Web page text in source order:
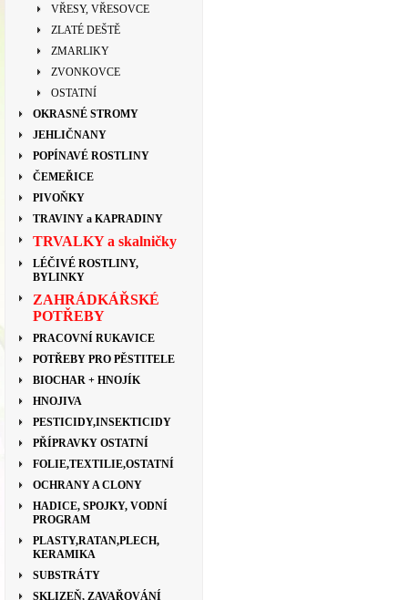
VŘESY, VŘESOVCE
ZLATÉ DEŠTĚ
ZMARLIKY
ZVONKOVCE
OSTATNÍ
OKRASNÉ STROMY
JEHLIČNANY
POPÍNAVÉ ROSTLINY
ČEMEŘICE
PIVOŇKY
TRAVINY a KAPRADINY
TRVALKY a skalničky
LÉČIVÉ ROSTLINY,
BYLINKY
ZAHRÁDKÁŘSKÉ
POTŘEBY
PRACOVNÍ RUKAVICE
POTŘEBY PRO PĚSTITELE
BIOCHAR + HNOJÍK
HNOJIVA
PESTICIDY,INSEKTICIDY
PŘÍPRAVKY OSTATNÍ
FOLIE,TEXTILIE,OSTATNÍ
OCHRANY A CLONY
HADICE, SPOJKY, VODNÍ
PROGRAM
PLASTY,RATAN,PLECH,
KERAMIKA
SUBSTRÁTY
SKLIZEŇ, ZAVAŘOVÁNÍ